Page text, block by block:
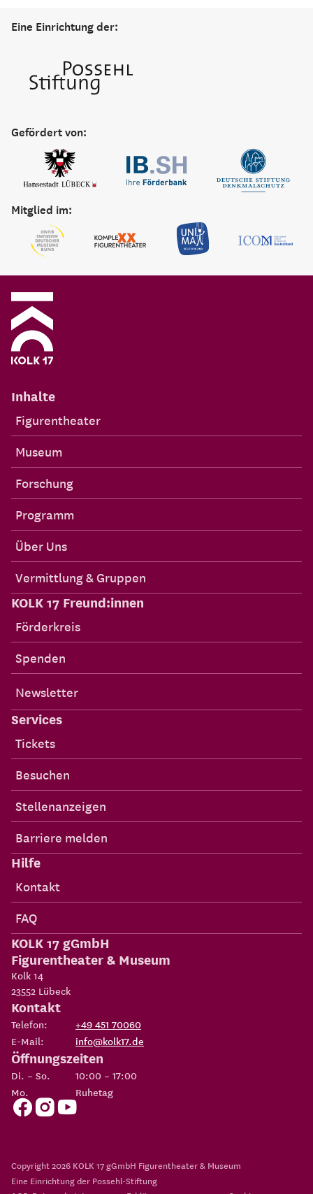
Eine Einrichtung der:
Gefördert von:
Mitglied im:
Inhalte
Figurentheater
Museum
Forschung
Programm
Über Uns
Vermittlung & Gruppen
KOLK 17 Freund:innen
Förderkreis
Spenden
Newsletter
Services
Tickets
Besuchen
Stellenanzeigen
Barriere melden
Hilfe
Kontakt
FAQ
KOLK 17 gGmbH
Figurentheater & Museum
Kolk 14
23552 Lübeck
Kontakt
Telefon:
+49 451 70060
E-Mail:
info@kolk17.de
Öffnungszeiten
Di. – So.
10:00 – 17:00
Mo.
Ruhetag
Copyright 2026 KOLK 17 gGmbH Figurentheater & Museum
Eine Einrichtung der Possehl-Stiftung